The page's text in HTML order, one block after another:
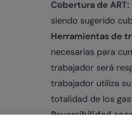
Cobertura de ART:
siendo sugerido
Herramientas de
necesarias para
trabajador será
trabajador utiliza
totalidad de los
Reversibilidad